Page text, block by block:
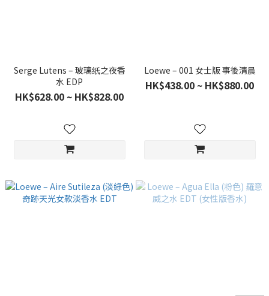
Serge Lutens – 玻璃纸之夜香
水 EDP
HK$628.00 ~ HK$828.00
Loewe – 001 女士版 事後清晨
HK$438.00 ~ HK$880.00